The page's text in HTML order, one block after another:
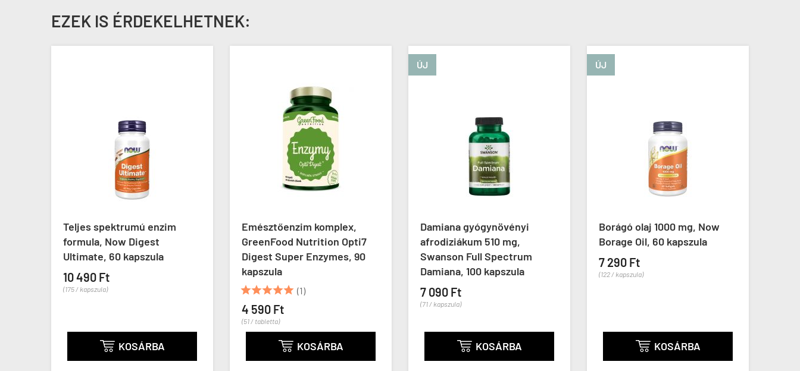
EZEK IS ÉRDEKELHETNEK:
Teljes spektrumú enzim
formula, Now Digest
Ultimate, 60 kapszula
10 490 Ft
KOSÁRBA
Emésztőenzim komplex,
GreenFood Nutrition Opti7
Digest Super Enzymes, 90
(1)
KOSÁRBA
Damiana gyógynövényi
afrodiziákum 510 mg,
Swanson Full Spectrum
Damiana, 100 kapszula
KOSÁRBA
Borágó olaj 1000 mg, Now
Borage Oil, 60 kapszula
KOSÁRBA